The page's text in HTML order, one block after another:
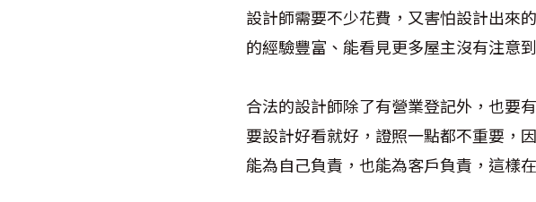
設計師需要不少花費，又害怕設計出來
的經驗豐富、能看見更多屋主沒有注意
合法的設計師除了有營業登記外，也要
要設計好看就好，證照一點都不重要，
能為自己負責，也能為客戶負責，這樣